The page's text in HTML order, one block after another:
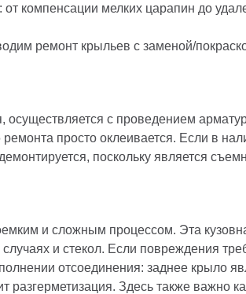
компенсации мелких царапин до
ремонт крыльев с заменой/
с проведением
просто оклеивается. Если в
поскольку является
и сложным процессом. Эта
и стекол. Если повреждения
отсоединения: заднее крыло
разгерметизация. Здесь также важно